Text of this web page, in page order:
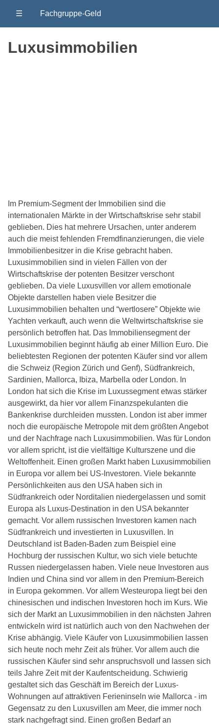
☰ Fachgruppe-Geld
Luxusimmobilien
Im Premium-Segment der Immobilien sind die
internationalen Märkte in der Wirtschaftskrise sehr stabil
geblieben. Dies hat mehrere Ursachen, unter anderem
auch die meist fehlenden Fremdfinanzierungen, die viele
Immobilienbesitzer in die Krise gebracht haben.
Luxusimmobilien sind in vielen Fällen von der
Wirtschaftskrise der potenten Besitzer verschont
geblieben. Da viele Luxusvillen vor allem emotionale
Objekte darstellen haben viele Besitzer die
Luxusimmobilien behalten und “wertlosere” Objekte wie
Yachten verkauft, auch wenn die Weltwirtschaftskrise sie
persönlich betroffen hat. Das Immobiliensegment der
Luxusimmobilien beginnt häufig ab einer Million Euro. Die
beliebtesten Regionen der potenten Käufer sind vor allem
die Schweiz (Region Zürich und Genf), Südfrankreich,
Sardinien, Mallorca, Ibiza, Marbella oder London. In
London hat sich die Krise im Luxussegment etwas stärker
ausgewirkt, da hier vor allem Finanzspekulanten die
Bankenkrise durchleiden mussten. London ist aber immer
noch die europäische Metropole mit dem größten Angebot
und der Nachfrage nach Luxusimmobilien. Was für London
vor allem spricht, ist die vielfältige Kulturszene und die
Weltoffenheit. Einen großen Markt haben Luxusimmobilien
in Europa vor allem bei US-Investoren. Viele bekannte
Persönlichkeiten aus den USA haben sich in
Südfrankreich oder Norditalien niedergelassen und somit
Europa als Luxus-Destination in den USA bekannter
gemacht. Vor allem russischen Investoren kamen nach
Südfrankreich und investierten in Luxusvillen. In
Deutschland ist Baden-Baden zum Beispiel eine
Hochburg der russischen Kultur, wo sich viele betuchte
Russen niedergelassen haben. Viele neue Investoren aus
Indien und China sind vor allem in den Premium-Bereich
in Europa gekommen. Vor allem Westeuropa liegt bei den
chinesischen und indischen Investoren hoch im Kurs. Wie
sich der Markt an Luxusimmobilien in den nächsten Jahren
entwickeln wird ist natürlich auch von den Nachwehen der
Krise abhängig. Viele Käufer von Luxusimmobilien lassen
sich heute noch mehr Zeit als früher. Vor allem auch die
russischen Käufer sind sehr anspruchsvoll und lassen sich
teils Jahre Zeit mit der Kaufentscheidung. Schwierig
gestaltet sich das Geschäft im Bereich der Luxus-
Wohnungen auf attraktiven Ferieninseln wie Mallorca - im
Gegensatz zu den Luxusvillen am Meer, die immer noch
stark nachgefragt sind. Einen großen Bedarf an